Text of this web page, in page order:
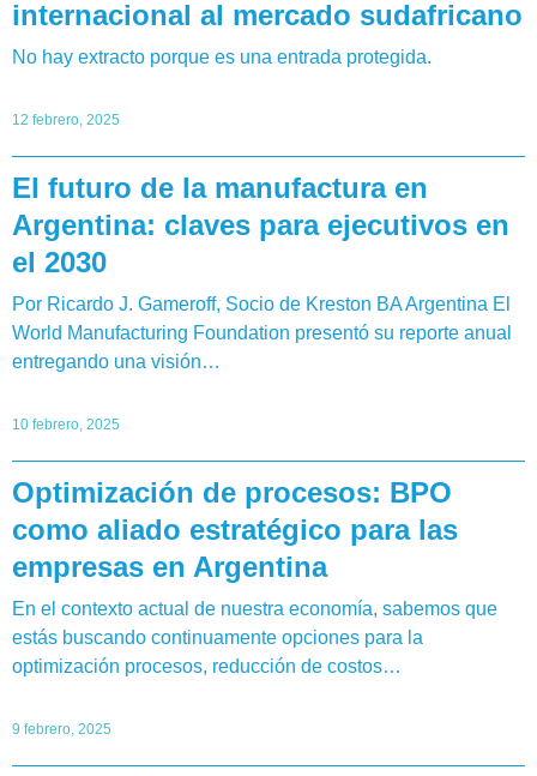
internacional al mercado sudafricano
No hay extracto porque es una entrada protegida.
12 febrero, 2025
El futuro de la manufactura en
Argentina: claves para ejecutivos en
el 2030
Por Ricardo J. Gameroff, Socio de Kreston BA Argentina El
World Manufacturing Foundation presentó su reporte anual
entregando una visión…
10 febrero, 2025
Optimización de procesos: BPO
como aliado estratégico para las
empresas en Argentina
En el contexto actual de nuestra economía, sabemos que
estás buscando continuamente opciones para la
optimización procesos, reducción de costos…
9 febrero, 2025